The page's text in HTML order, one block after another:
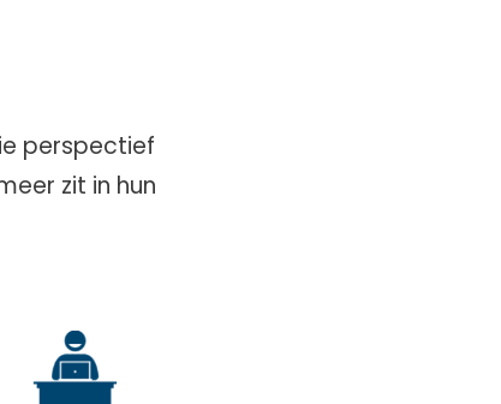
perspectief
zit in hun